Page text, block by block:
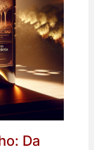
Da